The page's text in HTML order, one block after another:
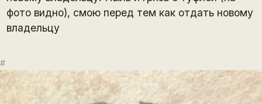
фото видно), смою перед тем как отдать новому
владельцу
#